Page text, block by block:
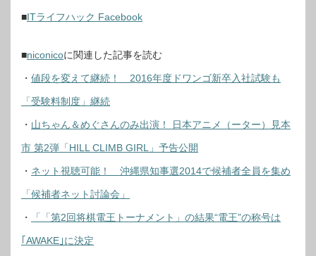
■ITライフハック Facebook
■niconicoに関連した記事を読む
・ 値段を変えて継続！ 2016年度ドワンゴ新卒入社試験も
「受験料制度」継続
・ 山ちゃん＆めぐさんのみ出演！ 日本アニメ（ーター）見本
市 第2弾「HILL CLIMB GIRL」予告公開
・ ネット視聴可能！ 沖縄県知事選2014で候補者全員を集め
「候補者ネット討論会」
・ 「「第2回将棋電王トーナメント」の結果“電王”の称号は
｢AWAKE｣に決定